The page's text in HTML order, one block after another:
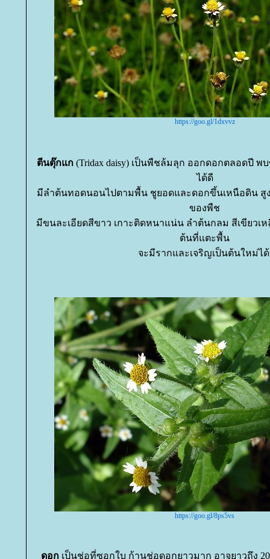
https://goo.gl/1dxvvz
ตีนตุ๊กแก(Tridax daisy) เป็นพืชล้มลุก ออกดอกตลอดปี
ได้ดี
มีลำต้นทอดนอนไปตามพื้น ชูยอดและดอกขึ้นเหนือดิน สู
ของพืช
มีขนละเอียดสีขาว เกาะติดหนาแน่น ลำต้นกลม สีเขียวเห
ต้นที่แตะพื้น
จะมีรากและเจริญเป็นต้นใหม่ไ
https://goo.gl/8ps5vs
ดอก เป็นช่อที่ซอกใบ ก้านช่อดอกยาวมาก อาจยาวถึง